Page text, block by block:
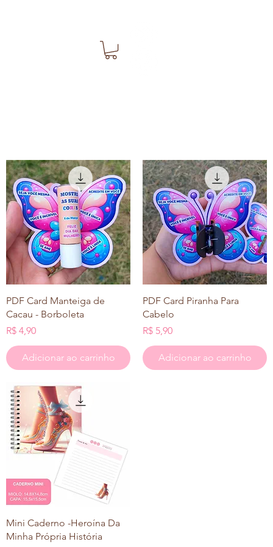
Visualização rápida
PDF Card Manteiga de
Cacau - Borboleta
Preço
R$ 4,90
Adicionar ao carrinho
Visualização rápida
PDF Card Piranha Para
Cabelo
Preço
R$ 5,90
Adicionar ao carrinho
Visualização rápida
Mini Caderno -Heroína Da
Minha Própria História